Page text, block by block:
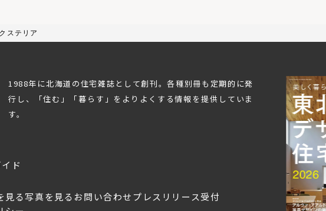
ステリア
1988年に北海道の住宅雑誌として創刊。各種別冊も定期的に発
行し、「住む」「暮らす」をよりよくする情報を提供していま
す。
ド
見る写真を見る お問い合わせ プレスリリース受付